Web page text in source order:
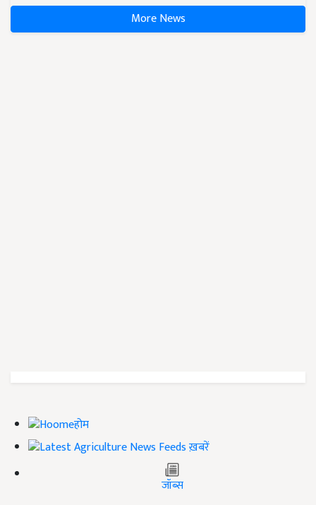
More News
होम
ख़बरें
जॉब्स